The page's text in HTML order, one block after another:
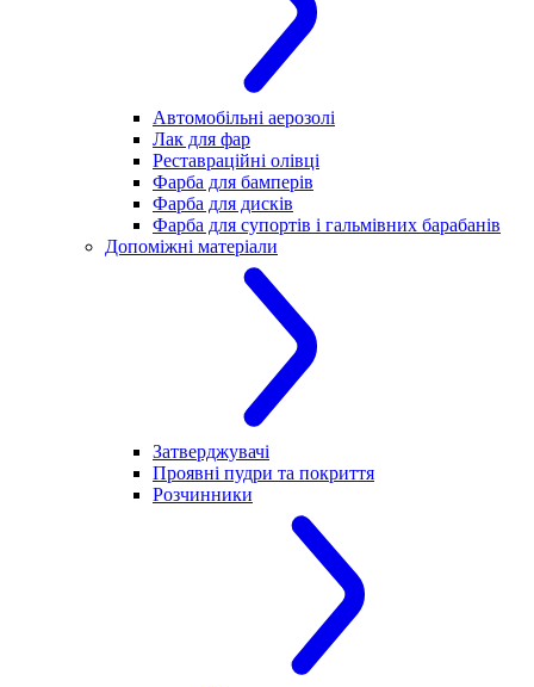
Автомобільні аерозолі
Лак для фар
Реставраційні олівці
Фарба для бамперів
Фарба для дисків
Фарба для супортів і гальмівних барабанів
Допоміжні матеріали
Затверджувачі
Проявні пудри та покриття
Розчинники